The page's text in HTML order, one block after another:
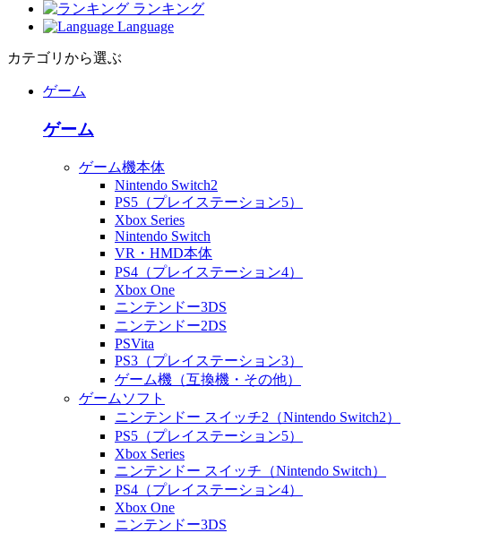
ランキング
Language
カテゴリから選ぶ
ゲーム
ゲーム
ゲーム機本体
Nintendo Switch2
PS5（プレイステーション5）
Xbox Series
Nintendo Switch
VR・HMD本体
PS4（プレイステーション4）
Xbox One
ニンテンドー3DS
ニンテンドー2DS
PSVita
PS3（プレイステーション3）
ゲーム機（互換機・その他）
ゲームソフト
ニンテンドー スイッチ2（Nintendo Switch2）
PS5（プレイステーション5）
Xbox Series
ニンテンドー スイッチ（Nintendo Switch）
PS4（プレイステーション4）
Xbox One
ニンテンドー3DS